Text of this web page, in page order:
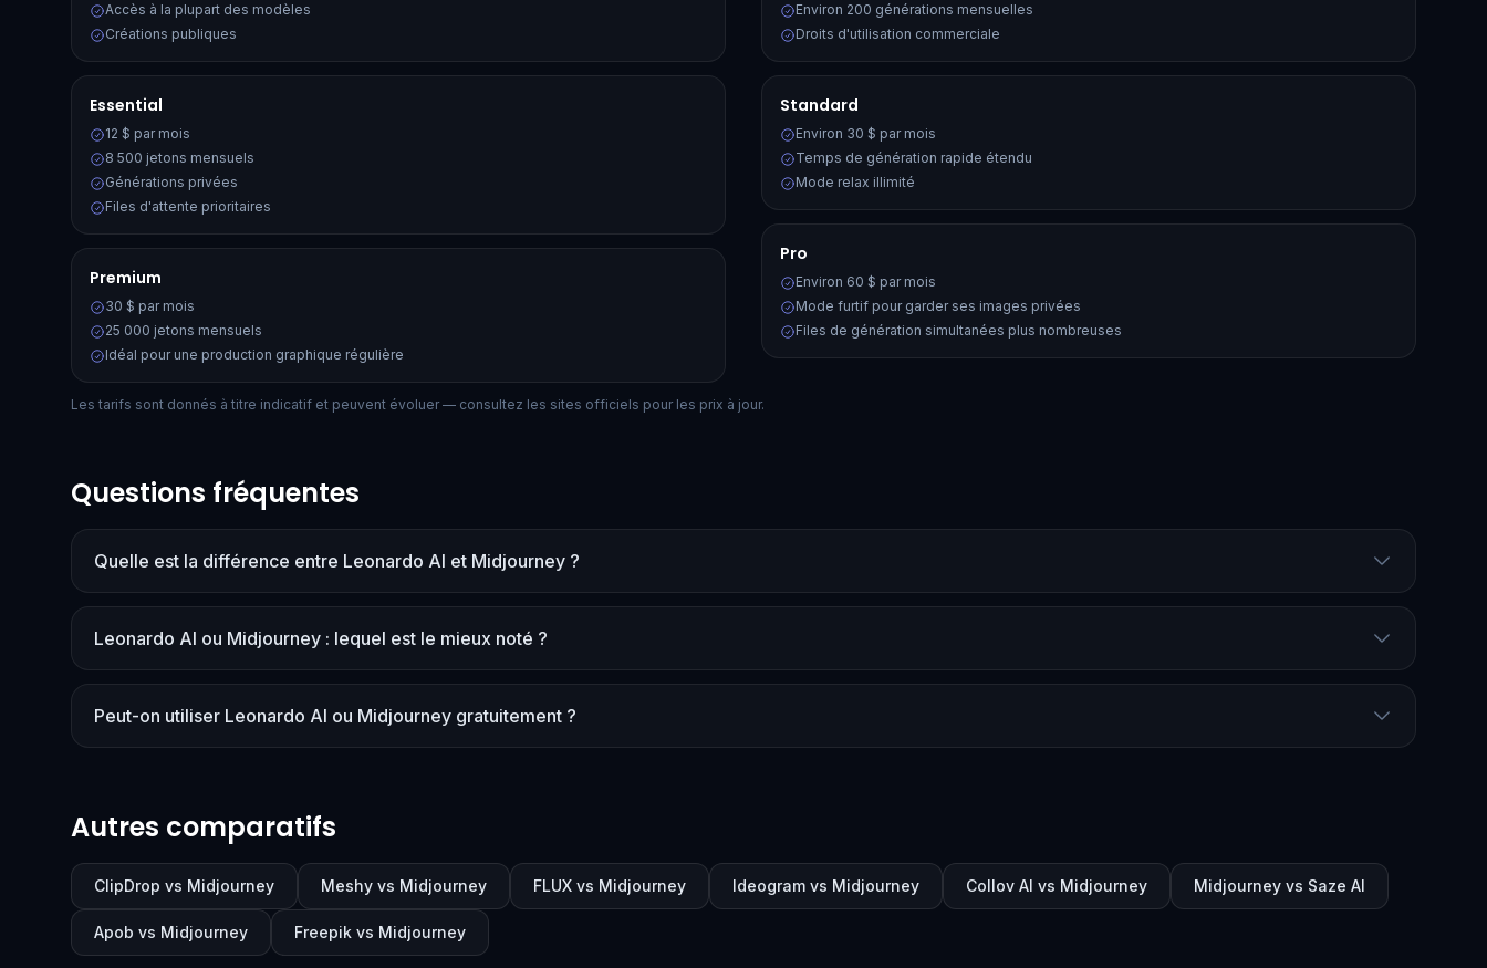
Accès à la plupart des modèles
Créations publiques
Essential
12 $ par mois
8 500 jetons mensuels
Générations privées
Files d'attente prioritaires
Premium
30 $ par mois
25 000 jetons mensuels
Idéal pour une production graphique régulière
Environ 200 générations mensuelles
Droits d'utilisation commerciale
Standard
Environ 30 $ par mois
Temps de génération rapide étendu
Mode relax illimité
Pro
Environ 60 $ par mois
Mode furtif pour garder ses images privées
Files de génération simultanées plus nombreuses
Les tarifs sont donnés à titre indicatif et peuvent évoluer — consultez les sites officiels pour les prix à jour.
Questions fréquentes
Quelle est la différence entre Leonardo AI et Midjourney ?
Leonardo AI ou Midjourney : lequel est le mieux noté ?
Peut-on utiliser Leonardo AI ou Midjourney gratuitement ?
Autres comparatifs
ClipDrop vs Midjourney Meshy vs Midjourney FLUX vs Midjourney Ideogram vs Midjourney Collov AI vs Midjourney Midjourney vs Saze AI
Apob vs Midjourney Freepik vs Midjourney